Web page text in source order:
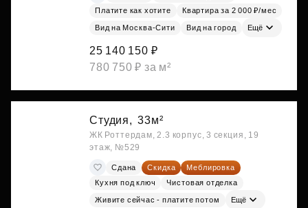
Платите как хотите
Квартира за 2 000 ₽/мес
Вид на Москва-Сити Вид на город Ещё
25 140 150 ₽
780 750 ₽ за м²
Студия, 33м²
ЖК Роттердам, 2.3 корпус, 3 секция, 19
этаж, №529
Сдана Скидка
Меблировка
Кухня под ключ
Чистовая отделка
Живите сейчас - платите потом Ещё